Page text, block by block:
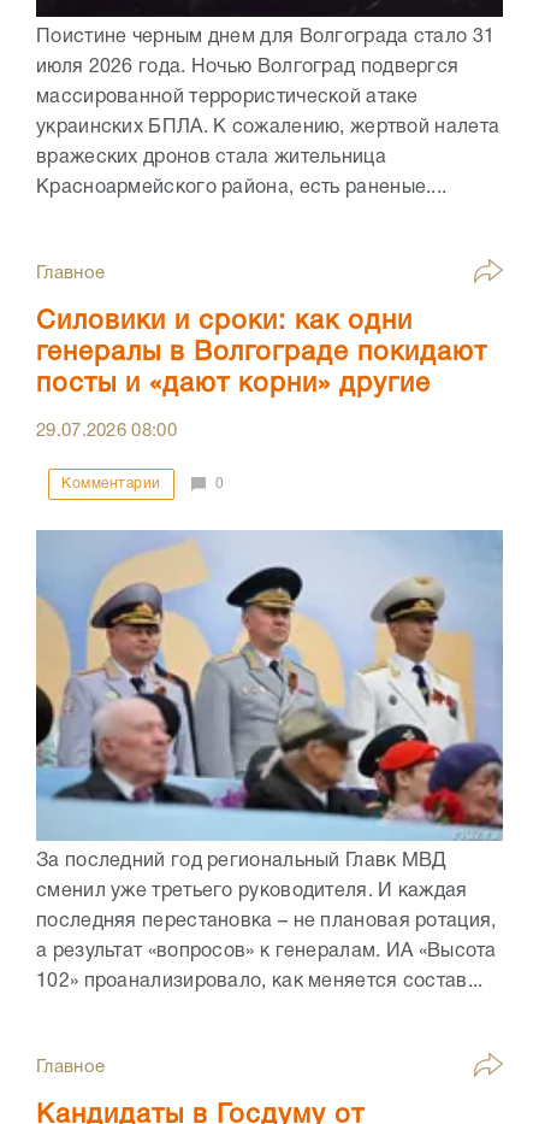
Поистине черным днем для Волгограда стало 31
июля 2026 года. Ночью Волгоград подвергся
массированной террористической атаке
украинских БПЛА. К сожалению, жертвой налета
вражеских дронов стала жительница
Красноармейского района, есть раненые....
Главное
Силовики и сроки: как одни
генералы в Волгограде покидают
посты и «дают корни» другие
29.07.202608:00
Комментарии 0
За последний год региональный Главк МВД
сменил уже третьего руководителя. И каждая
последняя перестановка – не плановая ротация,
а результат «вопросов» к генералам. ИА «Высота
102» проанализировало, как меняется состав...
Главное
Кандидаты в Госдуму от